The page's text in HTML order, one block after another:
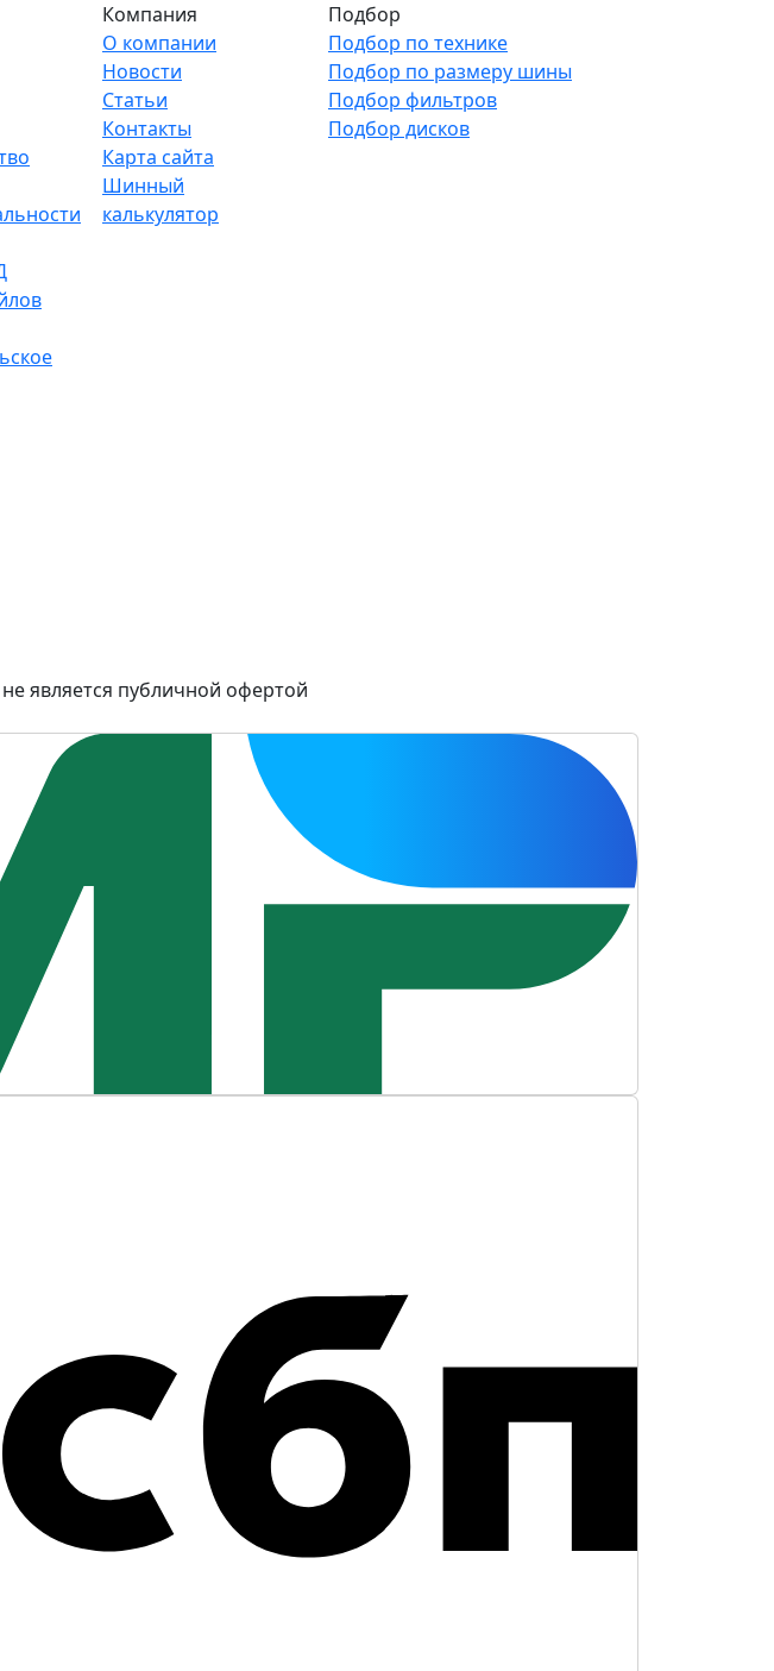
Компания
О компании
Новости
Статьи
Контакты
Карта сайта
Шинный
калькулятор
Подбор
Подбор по технике
Подбор по размеру шины
Подбор фильтров
Подбор дисков
является публичной офертой